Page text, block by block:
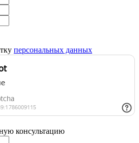
персональных данных
консультацию